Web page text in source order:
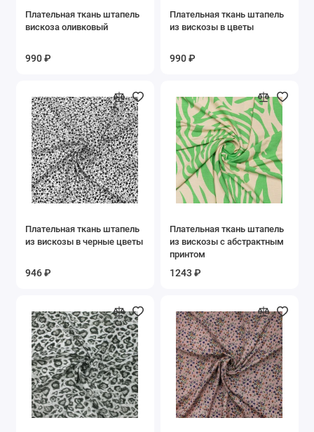
Плательная ткань штапель
вискоза оливковый
990 ₽
Плательная ткань штапель
из вискозы в цветы
990 ₽
Плательная ткань штапель
из вискозы в черные цветы
946 ₽
Плательная ткань штапель
из вискозы с абстрактным
принтом
1243 ₽